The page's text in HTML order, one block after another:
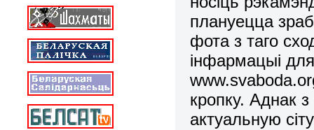
плануецца
фота з таго
інфармацыі
кропку. Аднак
актуальную